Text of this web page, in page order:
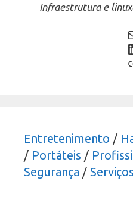
Infraestrutura e
Mail
Link
Entretenimento /
/ Portáteis /
Segurança / Serviços